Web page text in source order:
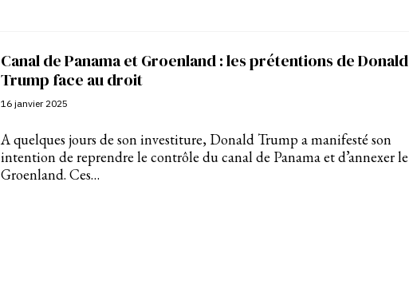
Canal de Panama et Groenland : les prétentions de Donald
Trump face au droit
16 janvier 2025
A quelques jours de son investiture, Donald Trump a manifesté son
intention de reprendre le contrôle du canal de Panama et d’annexer le
Groenland. Ces…